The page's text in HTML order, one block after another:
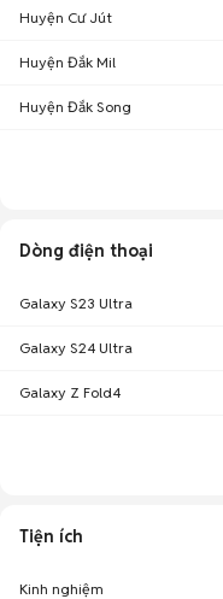
Huyện Cư Jút
Huyện Đắk Mil
Huyện Đắk Song
Dòng điện thoại
Galaxy S23 Ultra
Galaxy S24 Ultra
Galaxy Z Fold4
Tiện ích
Kinh nghiệm